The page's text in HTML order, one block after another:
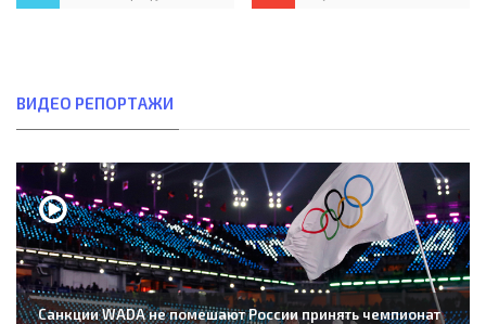
ВИДЕО РЕПОРТАЖИ
Санкции WADA не помешают России принять чемпионат